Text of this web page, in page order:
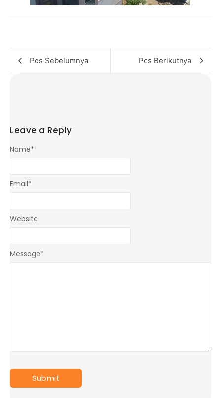
Pos Sebelumnya Pos Berikutnya
Leave a Reply
Message*
Name*
Email*
Website